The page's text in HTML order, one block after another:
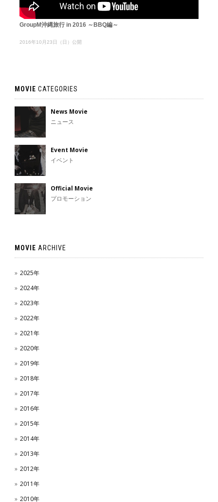
GroupM沖縄旅行 in 2016 ～BBQ編～
2016年10月23日（日）公開
MOVIE CATEGORIES
News Movie
ニュース
Event Movie
イベント
Official Movie
プロモーション
MOVIE ARCHIVE
2025年
2024年
2023年
2022年
2021年
2020年
2019年
2018年
2017年
2016年
2015年
2014年
2013年
2012年
2011年
2010年